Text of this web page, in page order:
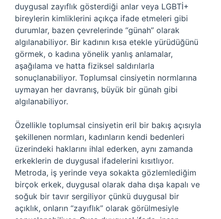
duygusal zayıflık gösterdiği anlar veya LGBTİ+
bireylerin kimliklerini açıkça ifade etmeleri gibi
durumlar, bazen çevrelerinde “günah” olarak
algılanabiliyor. Bir kadının kısa etekle yürüdüğünü
görmek, o kadına yönelik yanlış anlamalar,
aşağılama ve hatta fiziksel saldırılarla
sonuçlanabiliyor. Toplumsal cinsiyetin normlarına
uymayan her davranış, büyük bir günah gibi
algılanabiliyor.
Özellikle toplumsal cinsiyetin eril bir bakış açısıyla
şekillenen normları, kadınların kendi bedenleri
üzerindeki haklarını ihlal ederken, aynı zamanda
erkeklerin de duygusal ifadelerini kısıtlıyor.
Metroda, iş yerinde veya sokakta gözlemlediğim
birçok erkek, duygusal olarak daha dışa kapalı ve
soğuk bir tavır sergiliyor çünkü duygusal bir
açıklık, onların “zayıflık” olarak görülmesiyle